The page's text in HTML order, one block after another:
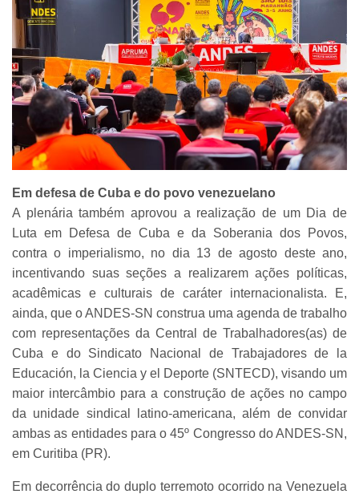
Em defesa de Cuba e do povo venezuelano
A plenária também aprovou a realização de um Dia de
Luta em Defesa de Cuba e da Soberania dos Povos,
contra o imperialismo, no dia 13 de agosto deste ano,
incentivando suas seções a realizarem ações políticas,
acadêmicas e culturais de caráter internacionalista. E,
ainda, que o ANDES-SN construa uma agenda de trabalho
com representações da Central de Trabalhadores(as) de
Cuba e do Sindicato Nacional de Trabajadores de la
Educación, la Ciencia y el Deporte (SNTECD), visando um
maior intercâmbio para a construção de ações no campo
da unidade sindical latino-americana, além de convidar
ambas as entidades para o 45º Congresso do ANDES-SN,
em Curitiba (PR).
Em decorrência do duplo terremoto ocorrido na Venezuela